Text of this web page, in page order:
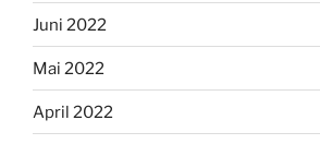
Juni 2022
Mai 2022
April 2022